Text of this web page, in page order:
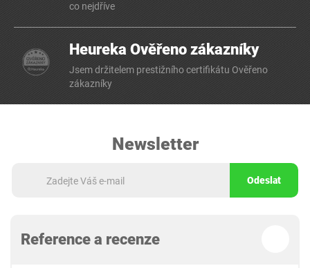
co nejdříve
Heureka Ověřeno zákazníky
Jsem držitelem prestižního certifikátu Ověřeno
zákazníky
Newsletter
Odeslat
Reference a recenze